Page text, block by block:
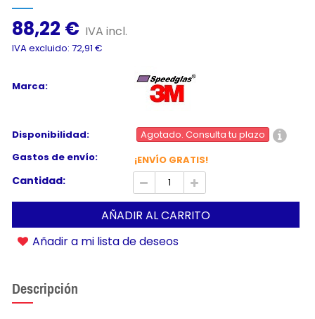
88,22 € IVA incl.
IVA excluido: 72,91 €
Marca:
Disponibilidad:
Agotado. Consulta tu plazo
Gastos de envío:
¡ENVÍO GRATIS!
Cantidad:
AÑADIR AL CARRITO
Añadir a mi lista de deseos
Descripción